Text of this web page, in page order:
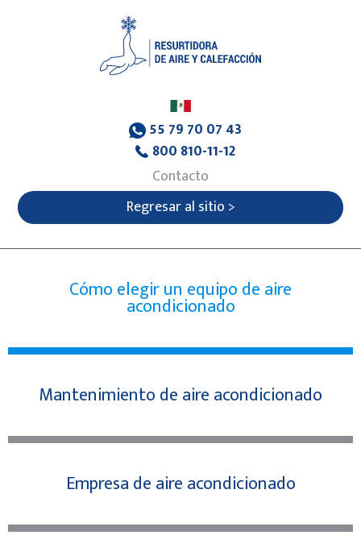
55 79 70 07 43
800 810-11-12
Contacto
Regresar al sitio >
Cómo elegir un equipo de aire
acondicionado
Mantenimiento de aire acondicionado
Empresa de aire acondicionado